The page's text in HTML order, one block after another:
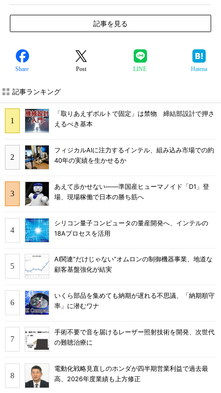
記事を見る
Share Post LINE Hatena
記事ランキング
「取りあえずボルトで固定」は禁物 締結部設計で押さ
えるべき基本
フィジカルAIに注力するインテル、組み込み市場での約
40年の実績を生かせるか
あえて歩かせない――準国産ヒューマノイド「D1」登
場、現場稼働で日本の勝ち筋へ
シリコン量子コンピュータの量産開発へ、インテルの
18Aプロセスを活用
AI関連“だけじゃない”オムロンの制御機器事業、地道な
顧客基盤強化が結実
いくら部品を集めても納期が遅れる不思議、「納期順守
率」に潜むワナ
手術不要で音を届けるレーザー照射技術を開発、次世代
の難聴治療に
電動化戦略見直しのホンダが四半期営業利益で過去最
高、2026年度業績も上方修正